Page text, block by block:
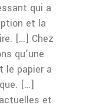
qui a
et la
[…] Chez
qu’une
le papier a
[…]
et